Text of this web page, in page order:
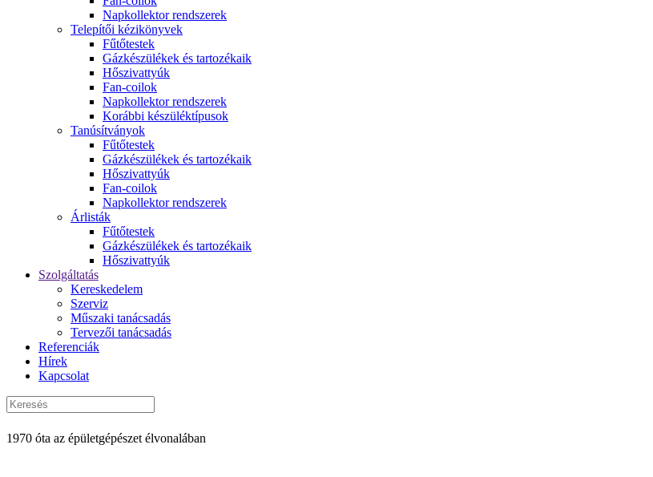
Napkollektor rendszerek
Telepítői kézikönyvek
Fűtőtestek
Gázkészülékek és tartozékaik
Hőszivattyúk
Fan-coilok
Napkollektor rendszerek
Korábbi készüléktípusok
Tanúsítványok
Fűtőtestek
Gázkészülékek és tartozékaik
Hőszivattyúk
Fan-coilok
Napkollektor rendszerek
Árlisták
Fűtőtestek
Gázkészülékek és tartozékaik
Hőszivattyúk
Szolgáltatás
Kereskedelem
Szerviz
Műszaki tanácsadás
Tervezői tanácsadás
Referenciák
Hírek
Kapcsolat
1970 óta az épületgépészet élvonalában